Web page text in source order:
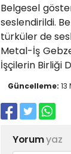
Belgesel
seslendirildi.
türküler de
Metal-İş
İşçilerin Birliği
Güncelleme: 13
Yorumyaz